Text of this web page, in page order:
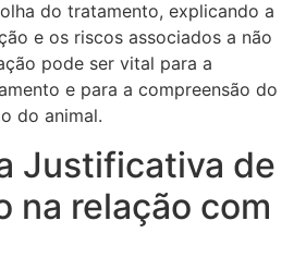
do tratamento, explicando a
e os riscos associados a não
pode ser vital para a
e para a compreensão do
do animal.
Justificativa de
na relação com